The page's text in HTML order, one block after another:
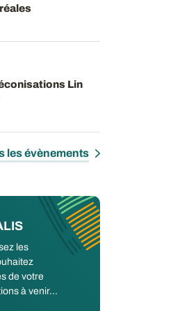
Lin
les évènements
les
de votre
à venir...